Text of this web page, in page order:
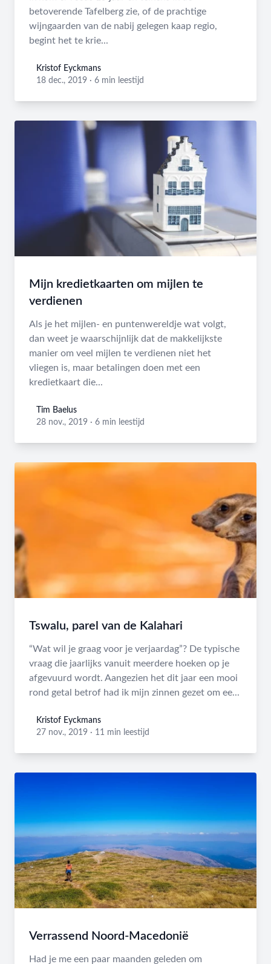
betoverende Tafelberg zie, of de prachtige
wijngaarden van de nabij gelegen kaap regio,
begint het te krie...
Kristof Eyckmans
Kristof Eyckmans
18 dec., 2019 · 6 min leestijd
Mijn kredietkaarten om mijlen te
verdienen
Als je het mijlen- en puntenwereldje wat volgt,
dan weet je waarschijnlijk dat de makkelijkste
manier om veel mijlen te verdienen niet het
vliegen is, maar betalingen doen met een
kredietkaart die...
Tim Baelus
Tim Baelus
28 nov., 2019 · 6 min leestijd
Tswalu, parel van de Kalahari
“Wat wil je graag voor je verjaardag”? De typische
vraag die jaarlijks vanuit meerdere hoeken op je
afgevuurd wordt. Aangezien het dit jaar een mooi
rond getal betrof had ik mijn zinnen gezet om ee...
Kristof Eyckmans
Kristof Eyckmans
27 nov., 2019 · 11 min leestijd
Verrassend Noord-Macedonië
Had je me een paar maanden geleden om